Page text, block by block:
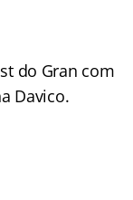
do Gran com
Davico.